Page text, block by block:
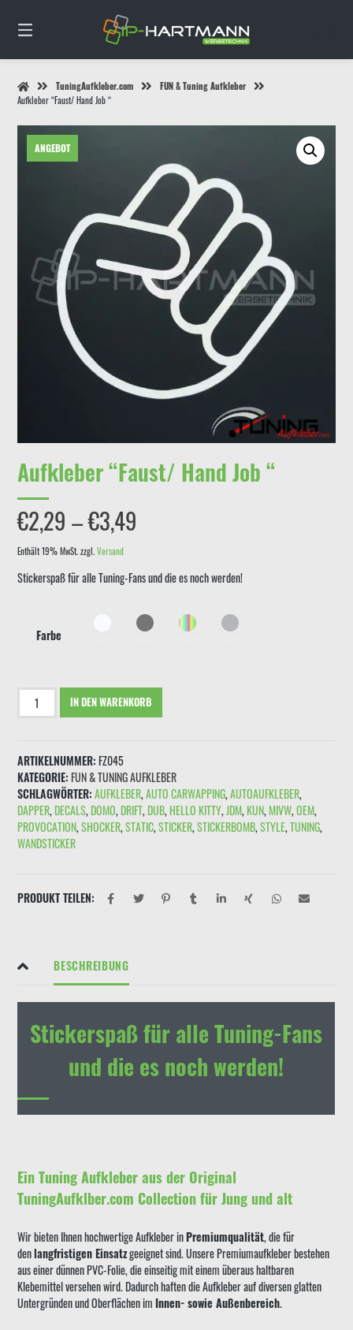
Inhalt
TuningAufkleber.com
FUN & Tuning Aufkleber
Aufkleber “Faust/ Hand Job “
ANGEBOT
Aufkleber “Faust/ Hand Job “
€2,29 –€3,49
bis
€3,49
Enthält 19% MwSt. zzgl.Versand
Stickerspaß für alle Tuning-Fans und die es noch werden!
Farbe
Aufkleber
"Faust/
"
Menge
IN DEN WARENKORB
ARTIKELNUMMER: FZ045
KATEGORIE: FUN & TUNING AUFKLEBER
SCHLAGWÖRTER: AUFKLEBER,AUTO CARWAPPING,AUTOAUFKLEBER,
DAPPER, DECALS, DOMO, DRIFT, DUB, HELLO KITTY,JDM, KUN, MIVW,OEM,
PROVOCATION,SHOCKER,STATIC,STICKER,STICKERBOMB,STYLE,TUNING,
WANDSTICKER
PRODUKT TEILEN:
BESCHREIBUNG
Stickerspaß für alle Tuning-Fans
und die es noch werden!
Ein Tuning Aufkleber aus der Original
TuningAufklber.com Collection für Jung und alt
Wir bieten Ihnen hochwertige Aufkleber inPremiumqualität, die für
denlangfristigen Einsatzgeeignet sind. Unsere Premiumaufkleber bestehen
aus einer dünnen PVC-Folie, die einseitig mit einem überaus haltbaren
Klebemittel versehen wird. Dadurch haften die Aufkleber auf diversen glatten
Untergründen und Oberflächen imInnen- sowie Außenbereich.